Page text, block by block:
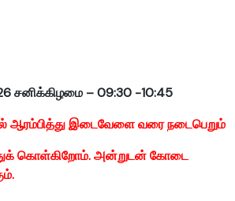
சனிக்கிழமை – 09:30 -10:45
ஆரம்பித்து இடைவேளை வரை நடைபெறும்
கொள்கிறோம். அன்றுடன் கோடை